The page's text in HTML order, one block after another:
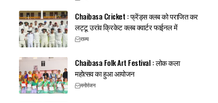
Chaibasa Cricket : फ्रेंड्स क्लब को पराजित कर
लट्टू उरांव क्रिकेट क्लब क्वार्टर फाईनल में
राज्य
Chaibasa Folk Art Festival : लोक कला
महोत्सव का हुआ आयोजन
मनोरंजन